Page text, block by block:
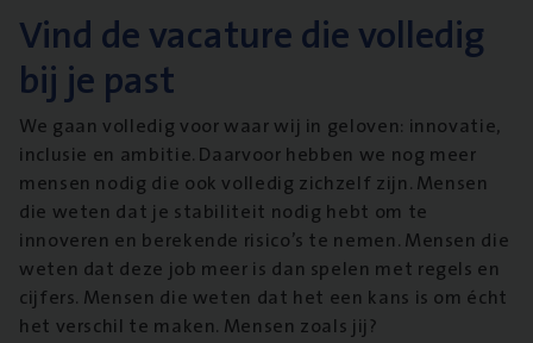
Vind de vacature die volledig
bij je past
We gaan volledig voor waar wij in geloven: innovatie,
inclusie en ambitie. Daarvoor hebben we nog meer
mensen nodig die ook volledig zichzelf zijn. Mensen
die weten dat je stabiliteit nodig hebt om te
innoveren en berekende risico’s te nemen. Mensen die
weten dat deze job meer is dan spelen met regels en
cijfers. Mensen die weten dat het een kans is om écht
het verschil te maken. Mensen zoals jij?